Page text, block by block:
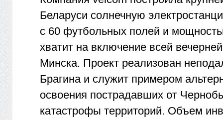
Беларуси солнечную
с 60 футбольных полей и
хватит на включение всей
Минска. Проект реализован
Брагина и служит примером
освоения пострадавших от
катастрофы территорий. Объем